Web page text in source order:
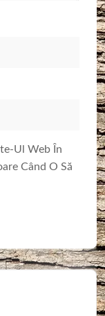
Ul Web În
Când O Să